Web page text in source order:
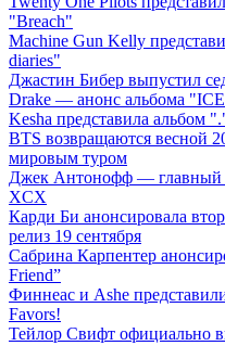
"Breach"
Machine Gun Kelly
diaries"
Джастин Бибер выпустил
Drake — анонс альбома
Kesha представила альбом
BTS возвращаются весной
мировым туром
Джек Антонофф — главный
XCX
Карди Би анонсировала
релиз 19 сентября
Сабрина Карпентер
Friend”
Финнеас и Ashe
Favors!
Тейлор Свифт официально